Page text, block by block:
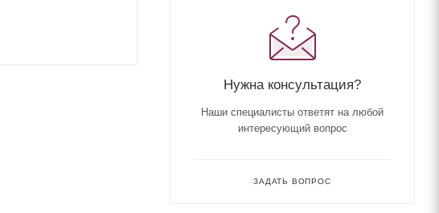
Нужна консультация?
Наши специалисты ответят на любой
интересующий вопрос
ЗАДАТЬ ВОПРОС